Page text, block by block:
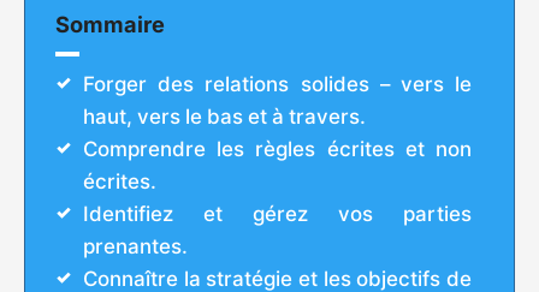
Sommaire
Forger des relations solides – vers le
haut, vers le bas et à travers.
Comprendre les règles écrites et non
écrites.
Identifiez et gérez vos parties
prenantes.
Connaître la stratégie et les objectifs de